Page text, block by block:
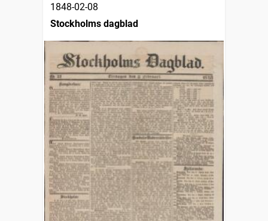
1848-02-08
Stockholms dagblad